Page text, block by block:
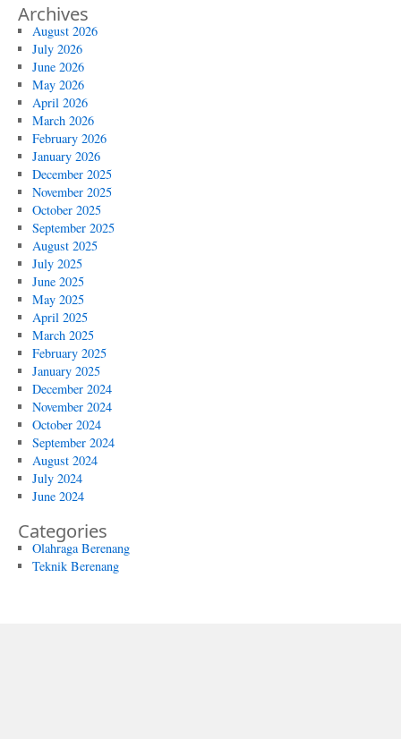
Archives
August 2026
July 2026
June 2026
May 2026
April 2026
March 2026
February 2026
January 2026
December 2025
November 2025
October 2025
September 2025
August 2025
July 2025
June 2025
May 2025
April 2025
March 2025
February 2025
January 2025
December 2024
November 2024
October 2024
September 2024
August 2024
July 2024
June 2024
Categories
Olahraga Berenang
Teknik Berenang